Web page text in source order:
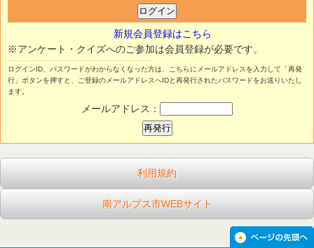
新規会員登録はこちら
※アンケート・クイズへのご参加は会員登録が必要です。
ログインID、パスワードがわからなくなった方は、こちらにメールアドレスを入力して「再発
行」ボタンを押すと、ご登録のメールアドレスへIDと再発行されたパスワードをお送りいたし
ます。
メールアドレス：
利用規約
南アルプス市WEBサイト